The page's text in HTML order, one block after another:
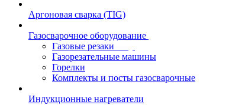
Аргоновая сварка (TIG)
Газосварочное оборудование
Газовые резаки
Газорезательные машины
Горелки
Комплекты и посты газосварочные
Индукционные нагреватели